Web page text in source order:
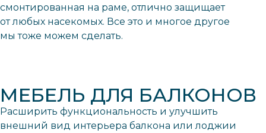
смонтированная на раме, отлично защищает
от любых насекомых. Все это и многое другое
мы тоже можем сделать.
МЕБЕЛЬ ДЛЯ БАЛКОНОВ
Расширить функциональность и улучшить
внешний вид интерьера балкона или лоджии